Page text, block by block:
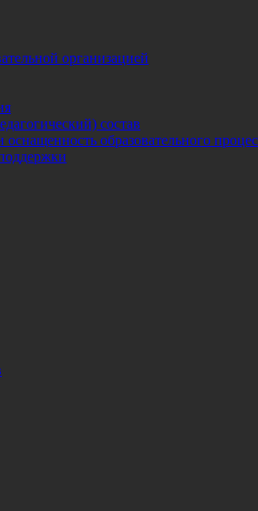
организацией
состав
образовательного